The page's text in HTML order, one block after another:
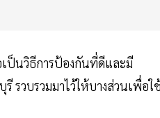
เป็นวิธีการป้องกันที่ดีและมี
รวบรวมมาไว้ให้บางส่วนเพื่อใ